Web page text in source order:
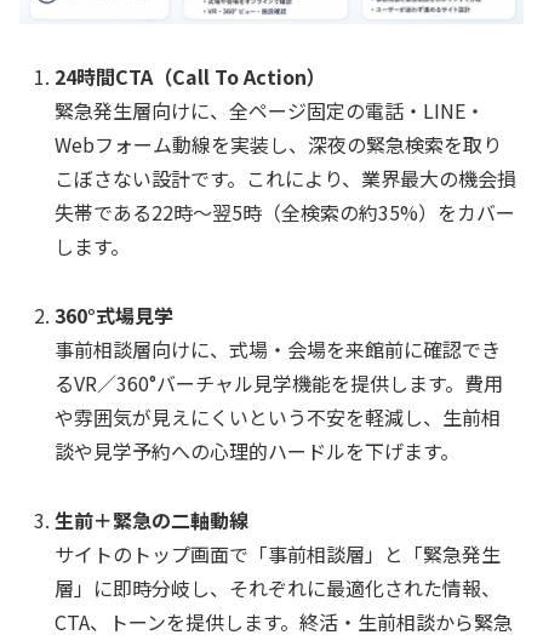
24時間CTA（Call To Action）
緊急発生層向けに、全ページ固定の電話・LINE・
Webフォーム動線を実装し、深夜の緊急検索を取り
こぼさない設計です。これにより、業界最大の機会損
失帯である22時～翌5時（全検索の約35%）をカバー
します。
360°式場見学
事前相談層向けに、式場・会場を来館前に確認でき
るVR／360°バーチャル見学機能を提供します。費用
や雰囲気が見えにくいという不安を軽減し、生前相
談や見学予約への心理的ハードルを下げます。
生前＋緊急の二軸動線
サイトのトップ画面で「事前相談層」と「緊急発生
層」に即時分岐し、それぞれに最適化された情報、
CTA、トーンを提供します。終活・生前相談から緊急